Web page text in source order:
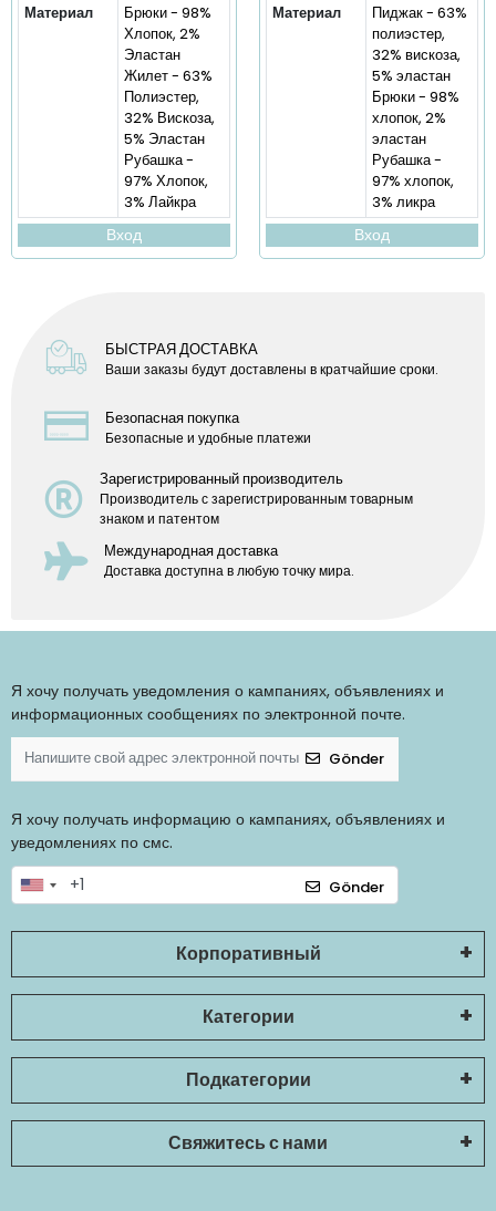
Материал
Брюки - 98%
Хлопок, 2%
Эластан
Жилет - 63%
Полиэстер,
32% Вискоза,
5% Эластан
Рубашка -
97% Хлопок,
3% Лайкра
Вход
Материал
Пиджак - 63%
полиэстер,
32% вискоза,
5% эластан
Брюки - 98%
хлопок, 2%
эластан
Рубашка -
97% хлопок,
3% ликра
Вход
БЫСТРАЯ ДОСТАВКА
Ваши заказы будут доставлены в кратчайшие сроки.
Безопасная покупка
Безопасные и удобные платежи
Зарегистрированный производитель
Производитель с зарегистрированным товарным
знаком и патентом
Международная доставка
Доставка доступна в любую точку мира.
Я хочу получать уведомления о кампаниях, объявлениях и
информационных сообщениях по электронной почте.
Gönder
Я хочу получать информацию о кампаниях, объявлениях и
уведомлениях по смс.
Gönder
Корпоративный
Категории
Подкатегории
Свяжитесь с нами